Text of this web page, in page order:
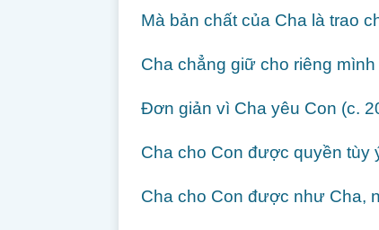
Mà bản chất của Cha là trao
Cha chẳng giữ cho riêng
Đơn giản vì Cha yêu Con (c.
Cha cho Con được quyền tùy
Cha cho Con được như Cha,